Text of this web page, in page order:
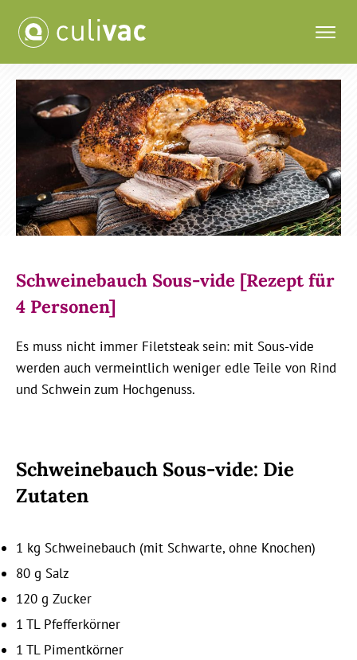
Schweinebauch Sous-vide [Rezept für
4 Personen]
Es muss nicht immer Filetsteak sein: mit Sous-vide
werden auch vermeintlich weniger edle Teile von Rind
und Schwein zum Hochgenuss.
Schweinebauch Sous-vide: Die
Zutaten
1 kg Schweinebauch (mit Schwarte, ohne Knochen)
80 g Salz
120 g Zucker
1 TL Pfefferkörner
1 TL Pimentkörner